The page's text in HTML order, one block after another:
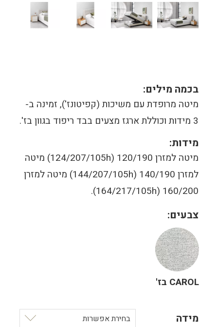
בכמה מילים:
מיטה מרופדת עם משיכות (קפיטונז'), זמינה ב-
3 מידות וכוללת ארגז מצעים בבד ריפוד בגוון בז'.
מידות:
מיטה למזרן 120/190 (124/207/105h) מיטה
למזרן 140/190 (144/207/105h) מיטה למזרן
160/200 (164/217/105h).
צבעים:
CAROL בז'
מידה בחירת אפשרות